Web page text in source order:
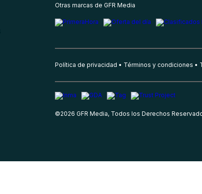
Otras marcas de GFR Media
Política de privacidad Términos y condiciones
©2026 GFR Media, Todos los Derechos